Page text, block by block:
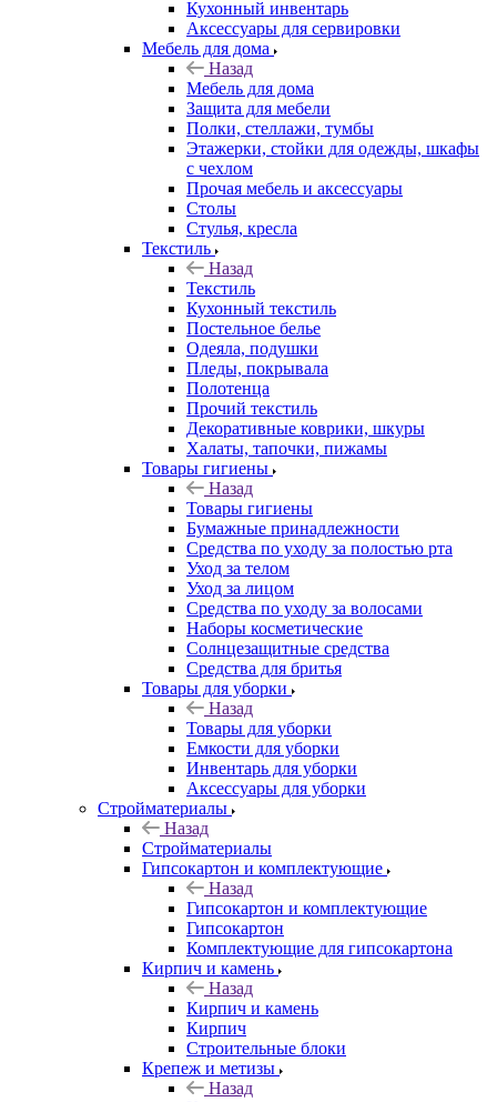
Кухонный инвентарь
Аксессуары для сервировки
Мебель для дома
Назад
Мебель для дома
Защита для мебели
Полки, стеллажи, тумбы
Этажерки, стойки для одежды, шкафы
с чехлом
Прочая мебель и аксессуары
Столы
Стулья, кресла
Текстиль
Назад
Текстиль
Кухонный текстиль
Постельное белье
Одеяла, подушки
Пледы, покрывала
Полотенца
Прочий текстиль
Декоративные коврики, шкуры
Халаты, тапочки, пижамы
Товары гигиены
Назад
Товары гигиены
Бумажные принадлежности
Средства по уходу за полостью рта
Уход за телом
Уход за лицом
Средства по уходу за волосами
Наборы косметические
Солнцезащитные средства
Средства для бритья
Товары для уборки
Назад
Товары для уборки
Емкости для уборки
Инвентарь для уборки
Аксессуары для уборки
Стройматериалы
Назад
Стройматериалы
Гипсокартон и комплектующие
Назад
Гипсокартон и комплектующие
Гипсокартон
Комплектующие для гипсокартона
Кирпич и камень
Назад
Кирпич и камень
Кирпич
Строительные блоки
Крепеж и метизы
Назад